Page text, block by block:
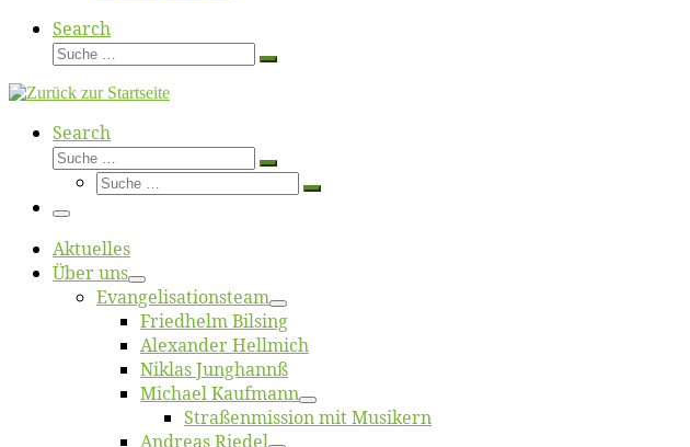
Search
Suche
Suche
Search
Suche
Suche
Suche
Suche
Menü
Ak­tu­el­les
Über uns
Evangelisa­tions­team
Fried­helm Bilsing
Alex­an­der Hellmich
Ni­klas Junghannß
Mi­cha­el Kaufmann
Straßenmis­sion mit Musikern
An­dre­as Riedel